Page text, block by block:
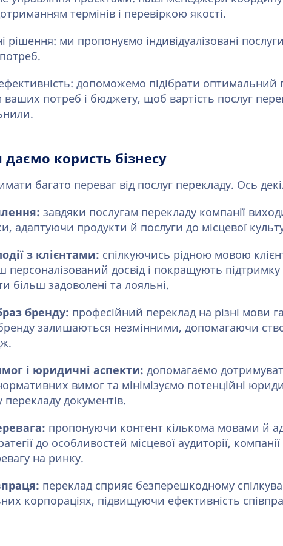
термінів і перевіркою якості.
рішення: ми пропонуємо індивідуалізовані
допоможемо підібрати оптимальний
потреб і бюджету, щоб вартість послуг
користь бізнесу
багато переваг від послуг перекладу. Ось
завдяки послугам перекладу компанії
адаптуючи продукти й послуги до місцевої
з клієнтами: спілкуючись рідною мовою
досвід і покращують підтримку
більш задоволені та лояльні.
бренду: професійний переклад на різні мови
бренду залишаються незмінними, допомагаючи
і юридичні аспекти: допомагаємо
вимог та мінімізуємо потенційні
документів.
пропонуючи контент кількома мовами й
до особливостей місцевої аудиторії,
на ринку.
переклад сприяє безперешкодному
корпораціях, підвищуючи ефективність